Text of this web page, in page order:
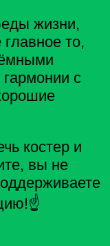
жизни,
то,
с
костер и
вы не